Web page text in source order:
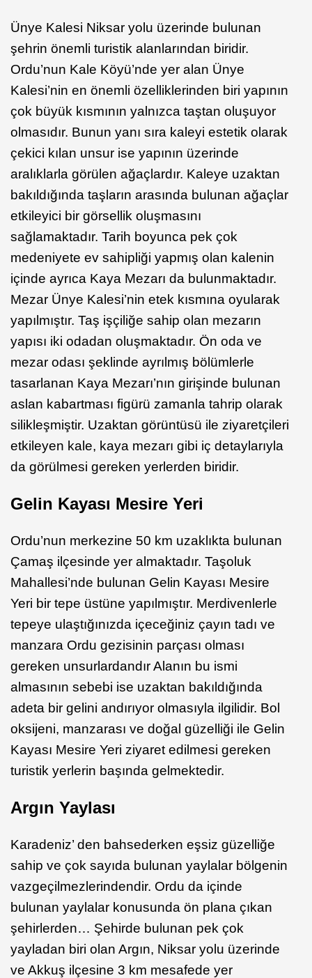
Ünye Kalesi Niksar yolu üzerinde bulunan
şehrin önemli turistik alanlarından biridir.
Ordu’nun Kale Köyü’nde yer alan Ünye
Kalesi’nin en önemli özelliklerinden biri yapının
çok büyük kısmının yalnızca taştan oluşuyor
olmasıdır. Bunun yanı sıra kaleyi estetik olarak
çekici kılan unsur ise yapının üzerinde
aralıklarla görülen ağaçlardır. Kaleye uzaktan
bakıldığında taşların arasında bulunan ağaçlar
etkileyici bir görsellik oluşmasını
sağlamaktadır. Tarih boyunca pek çok
medeniyete ev sahipliği yapmış olan kalenin
içinde ayrıca Kaya Mezarı da bulunmaktadır.
Mezar Ünye Kalesi’nin etek kısmına oyularak
yapılmıştır. Taş işçiliğe sahip olan mezarın
yapısı iki odadan oluşmaktadır. Ön oda ve
mezar odası şeklinde ayrılmış bölümlerle
tasarlanan Kaya Mezarı’nın girişinde bulunan
aslan kabartması figürü zamanla tahrip olarak
silikleşmiştir. Uzaktan görüntüsü ile ziyaretçileri
etkileyen kale, kaya mezarı gibi iç detaylarıyla
da görülmesi gereken yerlerden biridir.
Gelin Kayası Mesire Yeri
Ordu’nun merkezine 50 km uzaklıkta bulunan
Çamaş ilçesinde yer almaktadır. Taşoluk
Mahallesi’nde bulunan Gelin Kayası Mesire
Yeri bir tepe üstüne yapılmıştır. Merdivenlerle
tepeye ulaştığınızda içeceğiniz çayın tadı ve
manzara Ordu gezisinin parçası olması
gereken unsurlardandır Alanın bu ismi
almasının sebebi ise uzaktan bakıldığında
adeta bir gelini andırıyor olmasıyla ilgilidir. Bol
oksijeni, manzarası ve doğal güzelliği ile Gelin
Kayası Mesire Yeri ziyaret edilmesi gereken
turistik yerlerin başında gelmektedir.
Argın Yaylası
Karadeniz’ den bahsederken eşsiz güzelliğe
sahip ve çok sayıda bulunan yaylalar bölgenin
vazgeçilmezlerindendir. Ordu da içinde
bulunan yaylalar konusunda ön plana çıkan
şehirlerden… Şehirde bulunan pek çok
yayladan biri olan Argın, Niksar yolu üzerinde
ve Akkuş ilçesine 3 km mesafede yer